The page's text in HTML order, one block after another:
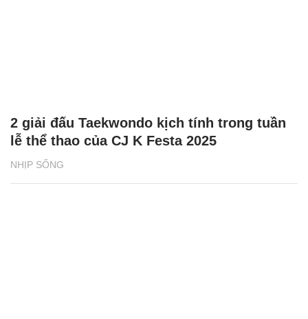
NHỊP SỐNG
2 giải đấu Taekwondo kịch tính trong tuần
lễ thể thao của CJ K Festa 2025